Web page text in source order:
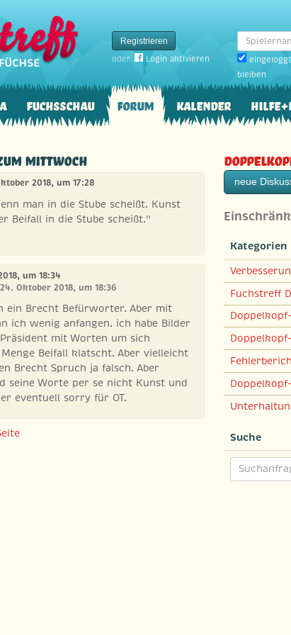
Registrieren
oder
Login aktivieren
Spielername
eingeloggt
bleiben
Fuchsschau Forum Kalender
Mittwoch
2018, um 17:28
man in die Stube scheißt. Kunst
Beifall in die Stube scheißt."
um 18:34
Oktober 2018, um 18:36
ein Brecht Befürworter. Aber mit
ich wenig anfangen. ich habe Bilder
mit Worten um sich
Beifall klatscht. Aber vielleicht
Brecht Spruch ja falsch. Aber
seine Worte per se nicht Kunst und
eventuell sorry für OT.
neue
Kategorien
Fuchstreff
Suche